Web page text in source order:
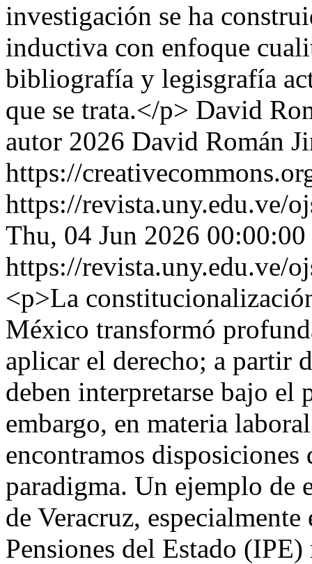
investigación se ha
inductiva con enfoque
bibliografía y legisgrafía
que se trata.</p> David
autor 2026 David Román
https://
https://revista.uny.edu.ve/
Thu, 04 Jun 2026
https://revista.uny.edu.ve/
<p>La
México transformó
aplicar el derecho; a partir
deben interpretarse bajo
embargo, en materia
encontramos disposiciones
paradigma. Un ejemplo de
de Veracruz,
Pensiones del Estado